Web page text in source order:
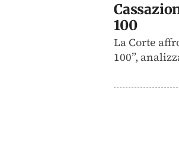
100
La Corte
100”,